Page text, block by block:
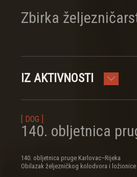
Zbirka
IZ AKTIVNOSTI
[ DOG ]
140. obljetnica
140. obljetnica pruge Karlovac–Rijeka
Obilazak željezničkog kolodvora i